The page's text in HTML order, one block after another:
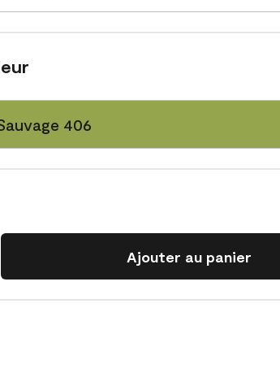
406
Ajouter au panier